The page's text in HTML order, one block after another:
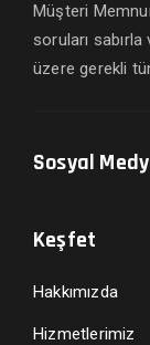
Müşteri
soruları
üzere gerekli
Sosyal
Keşfet
Hakkımızda
Hizmetlerimiz